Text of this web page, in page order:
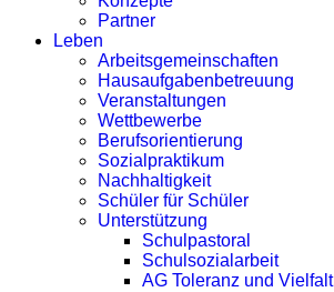
Partner
Leben
Arbeitsgemeinschaften
Hausaufgabenbetreuung
Veranstaltungen
Wettbewerbe
Berufsorientierung
Sozialpraktikum
Nachhaltigkeit
Schüler für Schüler
Unterstützung
Schulpastoral
Schulsozialarbeit
AG Toleranz und Vielfalt